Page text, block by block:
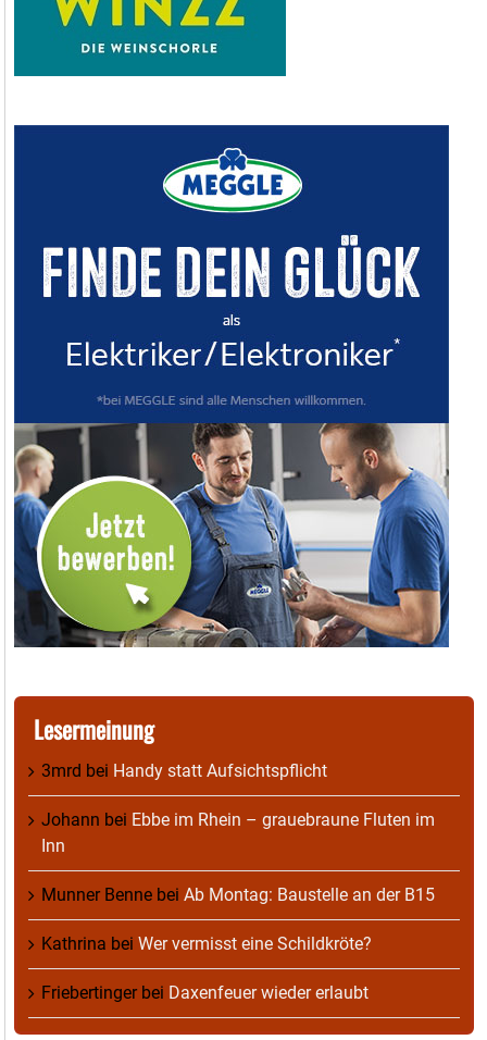
Lesermeinung
3mrd bei Handy statt Aufsichtspflicht
Johann bei Ebbe im Rhein – grauebraune Fluten im
Inn
Munner Benne bei Ab Montag: Baustelle an der B15
Kathrina bei Wer vermisst eine Schildkröte?
Friebertingerbei Daxenfeuer wieder erlaubt